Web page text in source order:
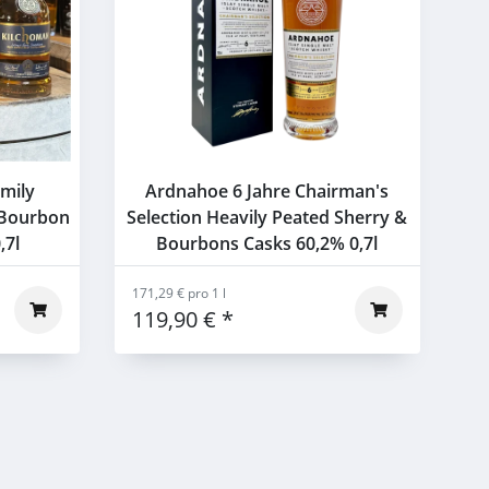
Ardnahoe 6 Jahre Chairman's
Selection Heavily Peated Sherry &
Bourbons Casks 60,2% 0,7l
119,90 € *
171,29 € pro 1 l